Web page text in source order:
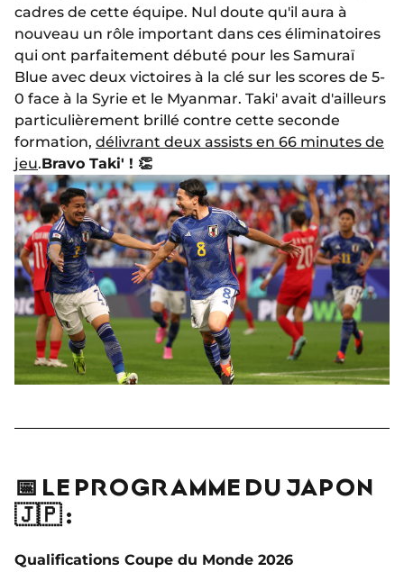
cadres de cette équipe. Nul doute qu'il aura à
nouveau un rôle important dans ces éliminatoires
qui ont parfaitement débuté pour les Samuraï
Blue avec deux victoires à la clé sur les scores de 5-
0 face à la Syrie et le Myanmar. Taki' avait d'ailleurs
particulièrement brillé contre cette seconde
formation, délivrant deux assists en 66 minutes de
jeu.Bravo Taki' ! 👏
📅 LE PROGRAMME DU JAPON
🇯🇵 :
Qualifications Coupe du Monde 2026